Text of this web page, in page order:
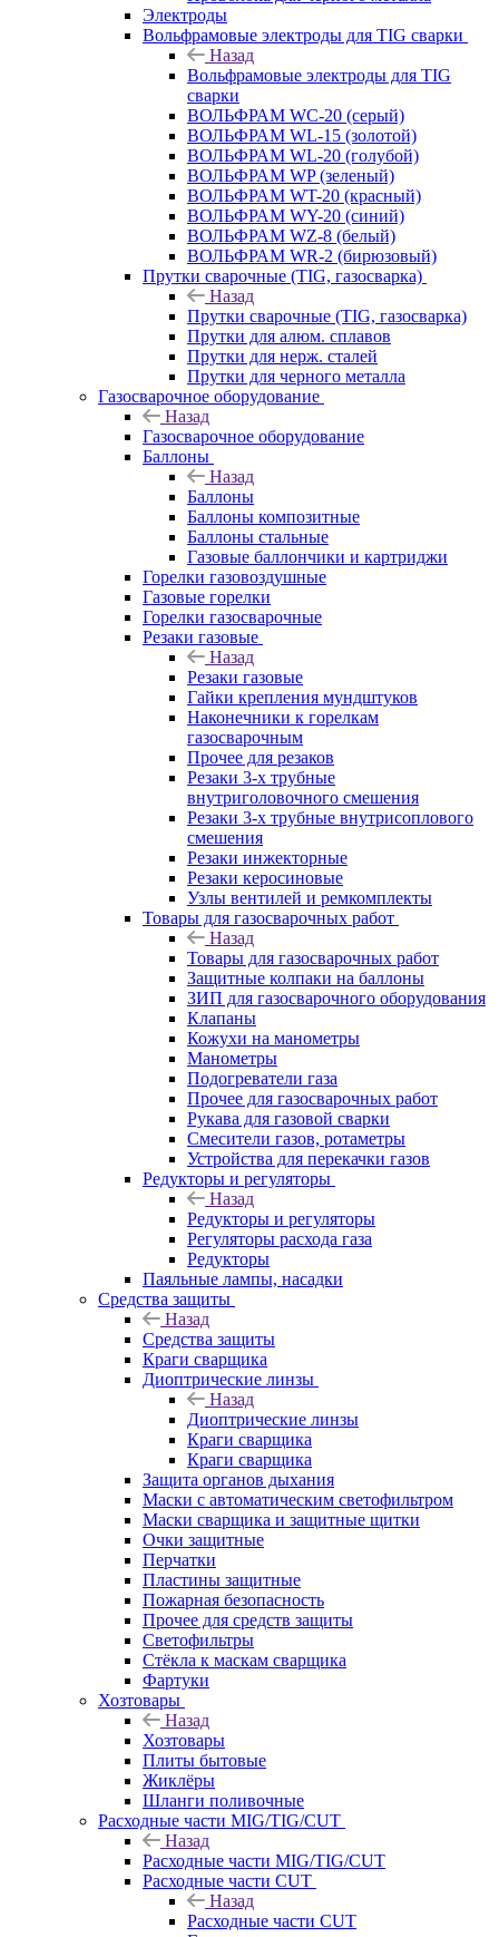
Электроды
Вольфрамовые электроды для TIG сварки
Назад
Вольфрамовые электроды для TIG
сварки
ВОЛЬФРАМ WC-20 (серый)
ВОЛЬФРАМ WL-15 (золотой)
ВОЛЬФРАМ WL-20 (голубой)
ВОЛЬФРАМ WP (зеленый)
ВОЛЬФРАМ WT-20 (красный)
ВОЛЬФРАМ WY-20 (синий)
ВОЛЬФРАМ WZ-8 (белый)
ВОЛЬФРАМ WR-2 (бирюзовый)
Прутки сварочные (TIG, газосварка)
Назад
Прутки сварочные (TIG, газосварка)
Прутки для алюм. сплавов
Прутки для нерж. сталей
Прутки для черного металла
Газосварочное оборудование
Назад
Газосварочное оборудование
Баллоны
Назад
Баллоны
Баллоны композитные
Баллоны стальные
Газовые баллончики и картриджи
Горелки газовоздушные
Газовые горелки
Горелки газосварочные
Резаки газовые
Назад
Резаки газовые
Гайки крепления мундштуков
Наконечники к горелкам
газосварочным
Прочее для резаков
Резаки 3-х трубные
внутриголовочного смешения
Резаки 3-х трубные внутрисоплового
смешения
Резаки инжекторные
Резаки керосиновые
Узлы вентилей и ремкомплекты
Товары для газосварочных работ
Назад
Товары для газосварочных работ
Защитные колпаки на баллоны
ЗИП для газосварочного оборудования
Клапаны
Кожухи на манометры
Манометры
Подогреватели газа
Прочее для газосварочных работ
Рукава для газовой сварки
Смесители газов, ротаметры
Устройства для перекачки газов
Редукторы и регуляторы
Назад
Редукторы и регуляторы
Регуляторы расхода газа
Редукторы
Паяльные лампы, насадки
Средства защиты
Назад
Средства защиты
Краги сварщика
Диоптрические линзы
Назад
Диоптрические линзы
Краги сварщика
Краги сварщика
Защита органов дыхания
Маски с автоматическим светофильтром
Маски сварщика и защитные щитки
Очки защитные
Перчатки
Пластины защитные
Пожарная безопасность
Прочее для средств защиты
Светофильтры
Стёкла к маскам сварщика
Фартуки
Хозтовары
Назад
Хозтовары
Плиты бытовые
Жиклёры
Шланги поливочные
Расходные части MIG/TIG/CUT
Назад
Расходные части MIG/TIG/CUT
Расходные части CUT
Назад
Расходные части CUT